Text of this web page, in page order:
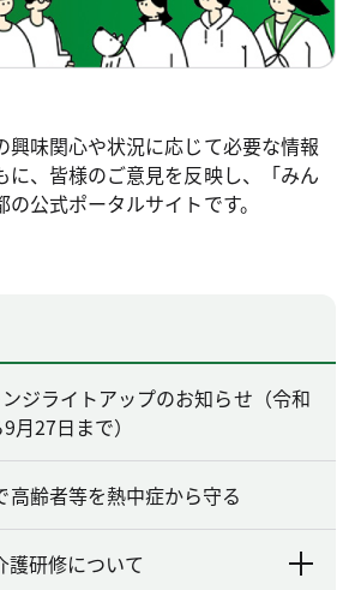
興味関心や状況に応じて必要な情報
に、皆様のご意見を反映し、「みん
公式ポータルサイトです。
ジライトアップのお知らせ（令和
月27日まで）
高齢者等を熱中症から守る
護研修について